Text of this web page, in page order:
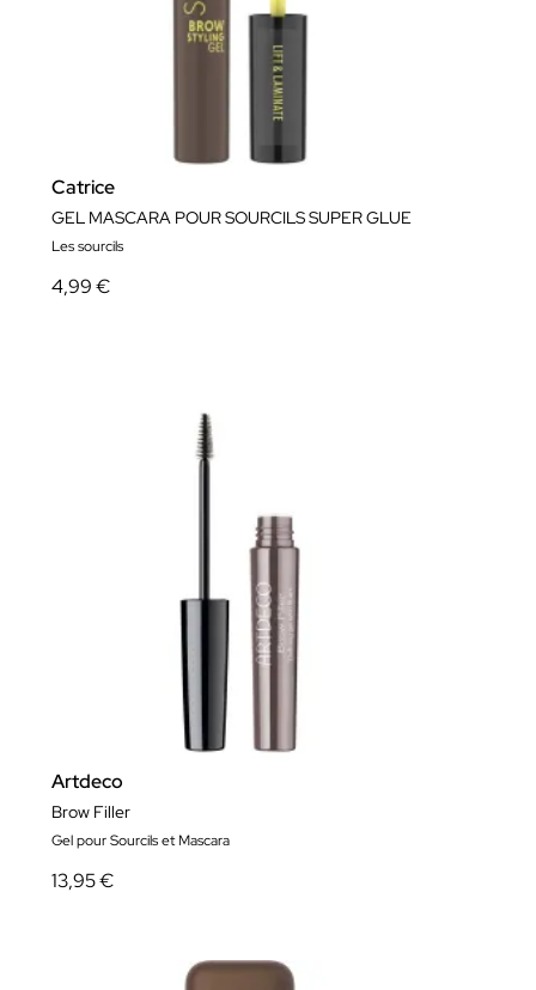
Catrice
GEL MASCARA POUR SOURCILS SUPER GLUE
Les sourcils
4,99 €
Artdeco
Brow Filler
Gel pour Sourcils et Mascara
13,95 €